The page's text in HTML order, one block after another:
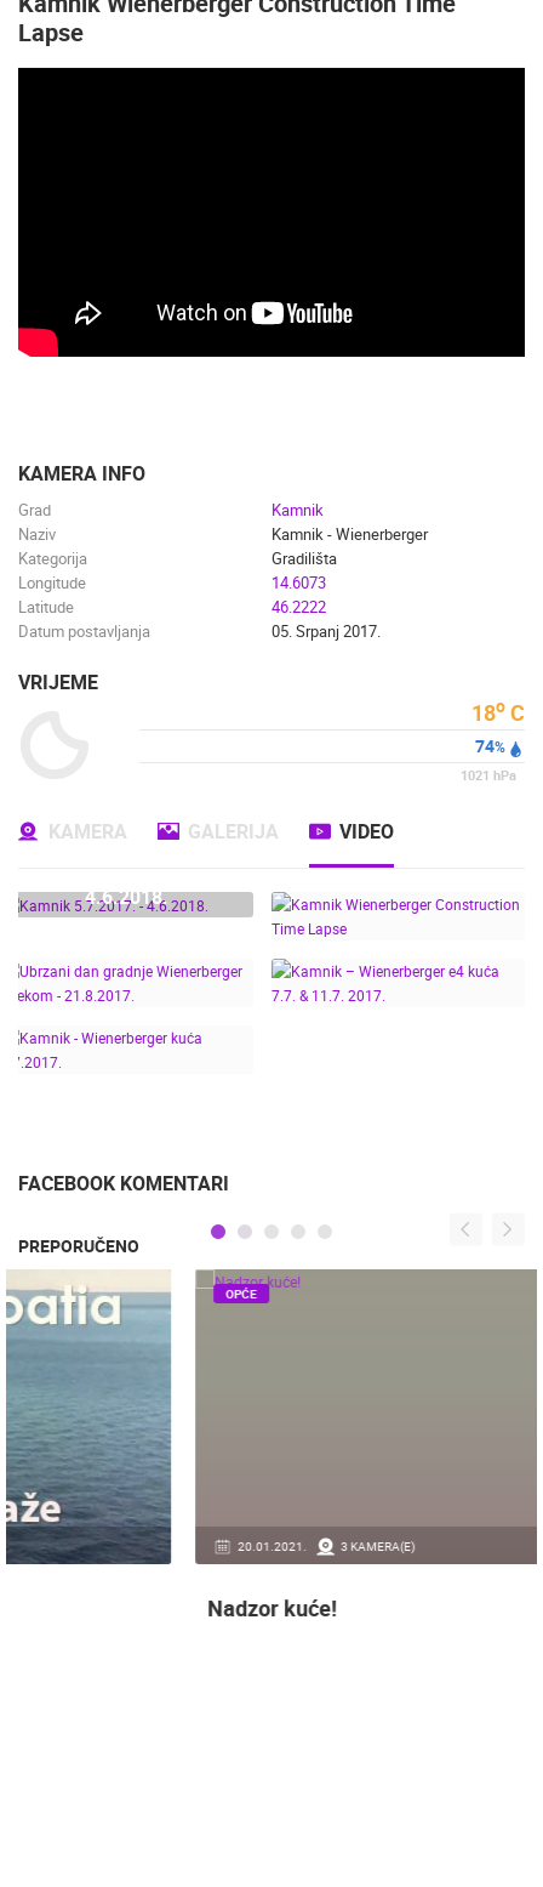
Lapse
KAMERA INFO
Grad
Kamnik
Naziv
Kamnik - Wienerberger
Kategorija
Gradilišta
Longitude
14.6073
Latitude
46.2222
Datum postavljanja
05. Srpanj 2017.
VRIJEME
18o C
74%
1021 hPa
KAMERA GALERIJA
VIDEO
4.6.2018.
KAMNIK
WIENERBERGER
UBRZANI DAN GRADNJE
6.7.2017.
FACEBOOK KOMENTARI
PREPORUČENO
20.01.2021. 3 KAMERA(E)
OPĆE